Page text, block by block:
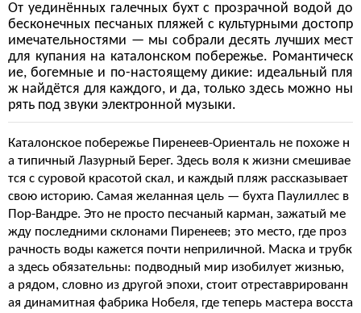
От уединённых галечных бухт с прозрачной водой до
бесконечных песчаных пляжей с культурными достопр
имечательностями — мы собрали десять лучших мест
для купания на каталонском побережье. Романтическ
ие, богемные и по-настоящему дикие: идеальный пля
ж найдётся для каждого, и да, только здесь можно ны
рять под звуки электронной музыки.
Каталонское побережье Пиренеев-Ориенталь не похоже н
а типичный Лазурный Берег. Здесь воля к жизни смешивае
тся с суровой красотой скал, и каждый пляж рассказывает
свою историю. Самая желанная цель — бухта Паулиллес в
Пор-Вандре. Это не просто песчаный карман, зажатый ме
жду последними склонами Пиренеев; это место, где проз
рачность воды кажется почти неприличной. Маска и трубк
а здесь обязательны: подводный мир изобилует жизнью,
а рядом, словно из другой эпохи, стоит отреставрированн
ая динамитная фабрика Нобеля, где теперь мастера восста